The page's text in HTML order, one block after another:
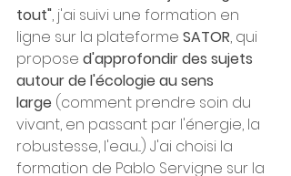
tout", j'ai suivi une formation en
ligne sur la plateforme SATOR, qui
propose d'approfondir des sujets
autour de l'écologie au sens
large (comment prendre soin du
vivant, en passant par l'énergie, la
robustesse, l'eau...) J'ai choisi la
formation de Pablo Servigne sur la